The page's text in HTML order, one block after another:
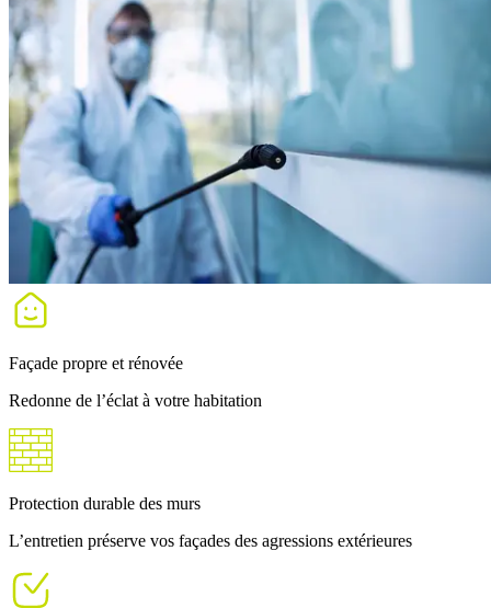
Façade propre et rénovée
Redonne de l’éclat à votre habitation
Protection durable des murs
L’entretien préserve vos façades des agressions extérieures